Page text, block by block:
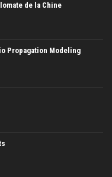
de la Chine
Propagation Modeling